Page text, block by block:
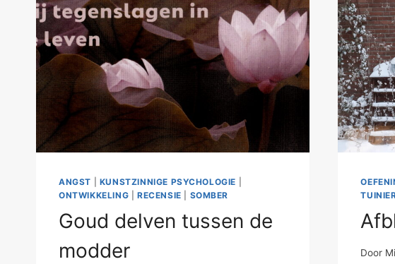
ANGST KUNSTZINNIGE PSYCHOLOGIE
ONTWIKKELING
RECENSIE SOMBER
Goud delven tussen de
modder
Door